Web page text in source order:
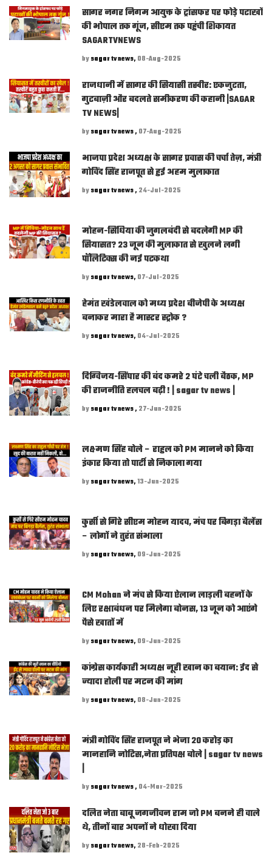
सागर नगर निगम आयुक्त के ट्रांसफर पर फोड़े पटाखों
की भोपाल तक गूंज, सीएम तक पहुंची शिकायत
SAGARTVNEWS
bysagar tv news, 08-Aug-2025
राजधानी में सागर की सियासी तस्वीर: एकजुटता,
गुटबाज़ी और बदलते समीकरण की कहानी |SAGAR
TV NEWS|
bysagar tv news , 07-Aug-2025
भाजपा प्रदेश अध्यक्ष के सागर प्रवास की चर्चा तेज़, मंत्री
गोविंद सिंह राजपूत से हुई अहम मुलाकात
bysagar tv news , 24-Jul-2025
मोहन-सिंधिया की जुगलबंदी से बदलेगी MP की
सियासत? 23 जून की मुलाकात से खुलने लगी
पॉलिटिक्स की नई पटकथा
bysagar tv news, 07-Jul-2025
हेमंत खंडेलवाल को मध्य प्रदेश बीजेपी के अध्यक्ष
बनाकर मारा है मास्टर स्ट्रोक ?
bysagar tv news, 04-Jul-2025
दिग्विजय-सिंघार की बंद कमरे 2 घंटे चली बैठक, MP
की राजनीति हलचल बढ़ी ! | sagar tv news |
bysagar tv news , 27-Jun-2025
लक्ष्मण सिंह बोले – राहुल को PM मानने को किया
इंकार किया तो पार्टी से निकाला गया
bysagar tv news,13-Jun-2025
कुर्सी से गिरे सीएम मोहन यादव, मंच पर बिगड़ा बैलेंस
– लोगों ने तुरंत संभाला
bysagar tv news, 09-Jun-2025
CM Mohan ने मंच से किया ऐलान लाड़ली बहनों के
लिए रक्षाबंधन पर मिलेगा बोनस, 13 जून को आएंगे
पैसे खातों में
bysagar tv news, 09-Jun-2025
कांग्रेस कार्यकारी अध्यक्ष नूरी खान का बयान: ईद से
ज्यादा होली पर मटन की मांग
bysagar tv news, 08-Jun-2025
मंत्री गोविंद सिंह राजपूत ने भेजा 20 करोड़ का
मानहानि नोटिस,नेता प्रतिपक्ष बोले | sagar tv news
bysagar tv news , 04-Mar-2025
दलित नेता बाबू जगजीवन राम जो PM बनने ही वाले
थे, तीनों बार अपनों ने धोखा दिया
bysagar tv news, 28-Feb-2025